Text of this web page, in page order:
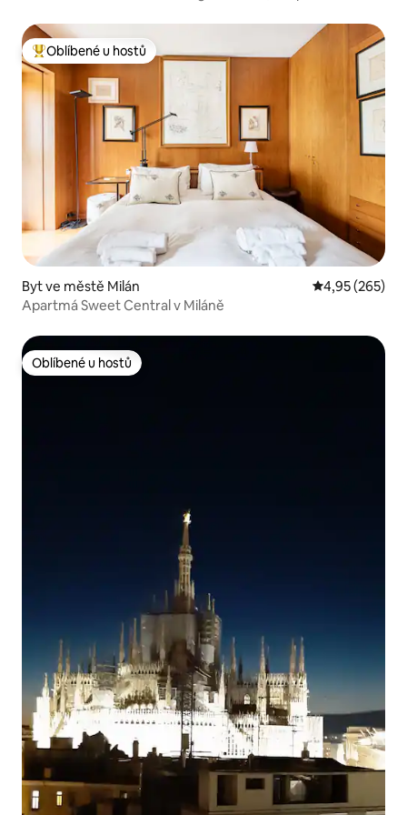
Nejlepší v kategorii Oblíbené u hostů
Oblíbené u hostů
Byt ve městě Milán Průměrné
4,95 (265)
Apartmá Sweet Central v Miláně
Oblíbené u hostů
Oblíbené u hostů